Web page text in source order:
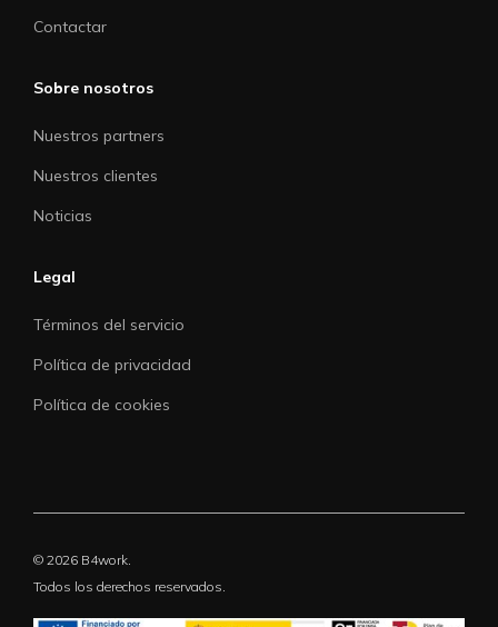
Contactar
Sobre nosotros
Nuestros partners
Nuestros clientes
Noticias
Legal
Términos del servicio
Política de privacidad
Política de cookies
© 2026 B4work.
Todos los derechos reservados.